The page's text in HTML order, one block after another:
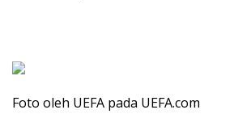
Foto oleh UEFA pada UEFA.com